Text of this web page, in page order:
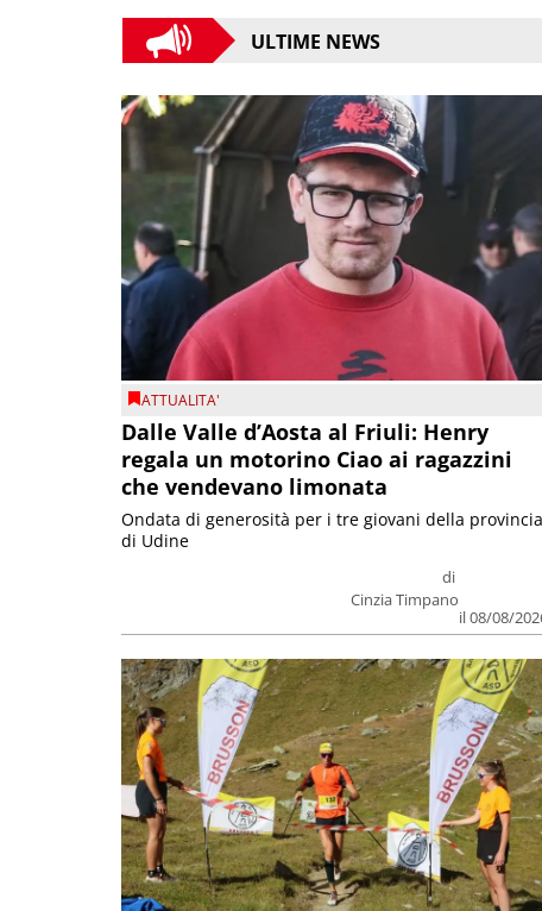
ULTIME NEWS
ATTUALITA'
Dalle Valle d’Aosta al Friuli: Henry
regala un motorino Ciao ai ragazzini
che vendevano limonata
di
Cinzia Timpano
il 08/08/
Ondata di generosità per i tre giovani della provincia
di Udine